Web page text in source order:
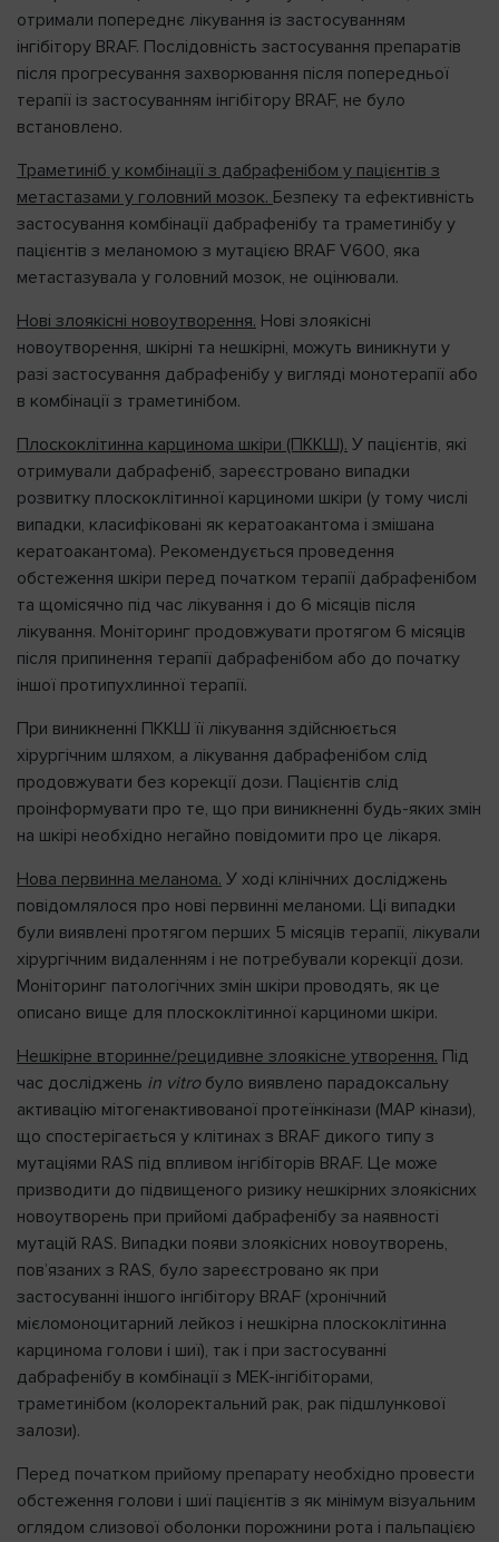
отримали попереднє лікування із застосуванням
інгібітору BRAF. Послідовність застосування препаратів
після прогресування захворювання після попередньої
терапії із застосуванням інгібітору BRAF, не було
встановлено.
Траметиніб у комбінації з дабрафенібом у пацієнтів з
метастазами у головний мозок. Безпеку та ефективність
застосування комбінації дабрафенібу та траметинібу у
пацієнтів з меланомою з мутацією BRAF V600, яка
метастазувала у головний мозок, не оцінювали.
Нові злоякісні новоутворення. Нові злоякісні
новоутворення, шкірні та нешкірні, можуть виникнути у
разі застосування дабрафенібу у вигляді монотерапії або
в комбінації з траметинібом.
Плоскоклітинна карцинома шкіри (ПККШ). У пацієнтів, які
отримували дабрафеніб, зареєстровано випадки
розвитку плоскоклітинної карциноми шкіри (у тому числі
випадки, класифіковані як кератоакантома і змішана
кератоакантома). Рекомендується проведення
обстеження шкіри перед початком терапії дабрафенібом
та щомісячно під час лікування і до 6 місяців після
лікування. Моніторинг продовжувати протягом 6 місяців
після припинення терапії дабрафенібом або до початку
іншої протипухлинної терапії.
При виникненні ПККШ її лікування здійснюється
хірургічним шляхом, а лікування дабрафенібом слід
продовжувати без корекції дози. Пацієнтів слід
проінформувати про те, що при виникненні будь-яких змін
на шкірі необхідно негайно повідомити про це лікаря.
Нова первинна меланома. У ході клінічних досліджень
повідомлялося про нові первинні меланоми. Ці випадки
були виявлені протягом перших 5 місяців терапії, лікували
хірургічним видаленням і не потребували корекції дози.
Моніторинг патологічних змін шкіри проводять, як це
описано вище для плоскоклітинної карциноми шкіри.
Нешкірне вторинне/рецидивне злоякісне утворення. Під
час досліджень in vitroбуло виявлено парадоксальну
активацію мітогенактивованої протеїнкінази (MAP кінази),
що спостерігається у клітинах з BRAF дикого типу з
мутаціями RAS під впливом інгібіторів BRAF. Це може
призводити до підвищеного ризику нешкірних злоякісних
новоутворень при прийомі дабрафенібу за наявності
мутацій RAS. Випадки появи злоякісних новоутворень,
пов’язаних з RAS, було зареєстровано як при
застосуванні іншого інгібітору BRAF (хронічний
мієломоноцитарний лейкоз і нешкірна плоскоклітинна
карцинома голови і шиї), так і при застосуванні
дабрафенібу в комбінації з MEK-інгібіторами,
траметинібом (колоректальний рак, рак підшлункової
залози).
Перед початком прийому препарату необхідно провести
обстеження голови і шиї пацієнтів з як мінімум візуальним
оглядом слизової оболонки порожнини рота і пальпацією